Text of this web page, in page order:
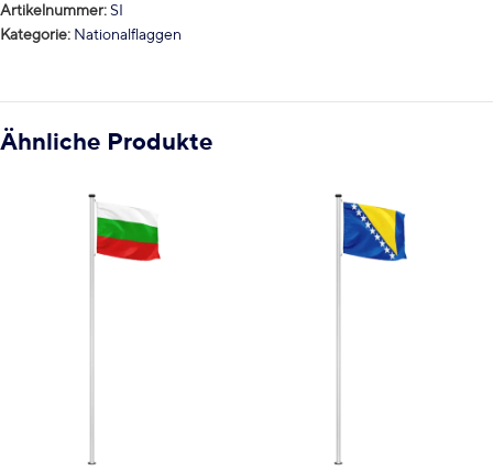
Artikelnummer:SI
Kategorie: Nationalflaggen
Ähnliche Produkte